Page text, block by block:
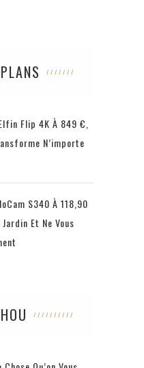
Flip 4K À 849 €,
N’importe
S340 À 118,90
Et Ne Vous